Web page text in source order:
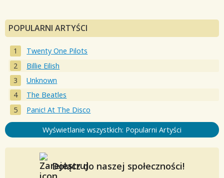
POPULARNI ARTYŚCI
Twenty One Pilots
Billie Eilish
Unknown
The Beatles
Panic! At The Disco
Wyświetlanie wszystkich: Popularni Artyści
Dołącz do naszej społeczności!